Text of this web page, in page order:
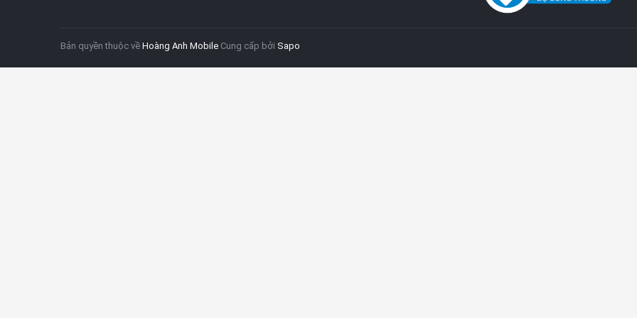
Bản quyền thuộc về Hoàng Anh Mobile Cung cấp bởi Sapo